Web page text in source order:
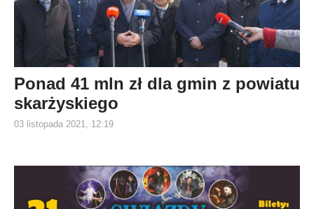
Ponad 41 mln zł dla gmin z powiatu
skarżyskiego
03 listopada 2021, 12:19